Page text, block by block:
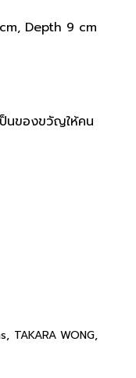
Depth 9 cm
ป็นของขวัญให้คน
, TAKARA WONG,